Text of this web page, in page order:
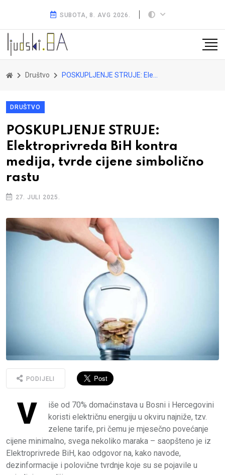
SUBOTA, 8. AVG 2026.
Društvo POSKUPLJENJE STRUJE: Elektroprivreda BiH kontra medija, tvrde cijene simbolično rastu
DRUŠTVO
POSKUPLJENJE STRUJE:
Elektroprivreda BiH kontra
medija, tvrde cijene simbolično
rastu
27. JULI 2025.
PODIJELI
V
iše od 70% domaćinstava u Bosni i Hercegovini
koristi električnu energiju u okviru najniže, tzv.
zelene tarife, pri čemu je mjesečno povećanje
cijene minimalno, svega nekoliko maraka – saopšteno je iz
Elektroprivrede BiH, kao odgovor na, kako navode,
dezinformacije i polovične tvrdnje koje su se pojavile u